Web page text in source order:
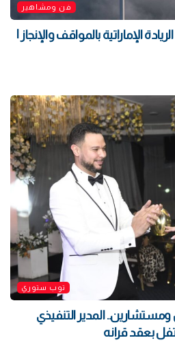
فن ومشاهير
الإماراتية بالمواقف والإنجاز |
توب ستوري
المدير التنفيذي
بعقد قرانه